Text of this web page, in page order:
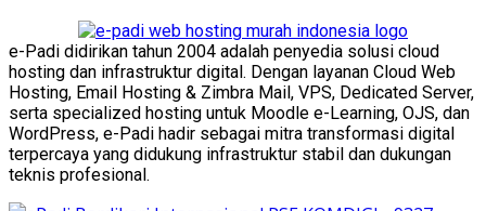
e-Padi didirikan tahun 2004 adalah penyedia solusi cloud
hosting dan infrastruktur digital. Dengan layanan Cloud Web
Hosting, Email Hosting & Zimbra Mail, VPS, Dedicated Server,
serta specialized hosting untuk Moodle e-Learning, OJS, dan
WordPress, e-Padi hadir sebagai mitra transformasi digital
terpercaya yang didukung infrastruktur stabil dan dukungan
teknis profesional.